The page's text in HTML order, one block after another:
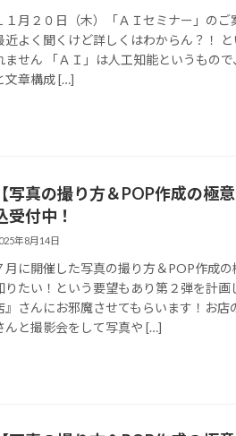
１月２０日（木）「ＡＩセミナー」の
近よく聞くけど詳しくはわからん？！
ません 「ＡＩ」は人工知能というもの
文章構成 […]
【写真の撮り方＆POP作成の
受付中！
年8月14日
月に開催した写真の撮り方＆POP作成
りたい！という要望もあり第２弾を計
』さんにお邪魔させてもらいます！お店
んと撮影会をして写真や […]